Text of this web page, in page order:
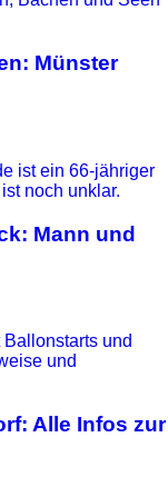
Münster
Mann und
Alle Infos zur